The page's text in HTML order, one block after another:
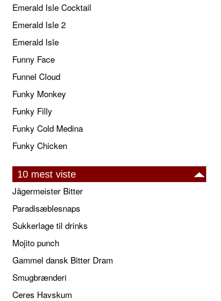
Emerald Isle Cocktail
Emerald Isle 2
Emerald Isle
Funny Face
Funnel Cloud
Funky Monkey
Funky Filly
Funky Cold Medina
Funky Chicken
10 mest viste
Jägermeister Bitter
Paradisæblesnaps
Sukkerlage til drinks
Mojito punch
Gammel dansk Bitter Dram
Smugbrænderi
Ceres Havskum